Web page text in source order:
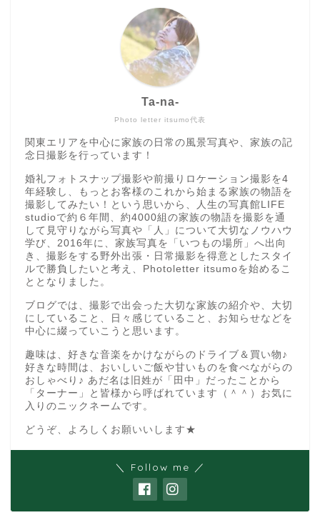
Photo letter itsumo代表
Ta-na-
関東エリアを中心に家族の日常の風景写真や、家族の記
念日撮影を行っています！
婚礼フォトスナップ撮影や前撮りロケーション撮影を4
年経験し、もっとお客様のこれから始まる家族の物語を
撮影してみたい！という思いから、人生の写真館LIFE
studioで約６年間、約4000組の家族の物語を撮影を通
して見守りながら写真や「人」について大切なノウハウ
学び、2016年に、家族写真を「いつもの場所」へ出向
き、撮影をする野外出張・日常撮影を得意としたスタイ
ルで勝負したいと考え、Photoletter itsumoを始めるこ
ととなりました。
ブログでは、撮影で出会った大切な家族の紹介や、大切
にしていること、日々感じていること、お知らせなどを
中心に綴っていこうと思います。
趣味は、好きな音楽をかけながらのドライブ＆買い物♪
好きな時間は、おいしいご飯や甘いものを食べながらの
おしゃべり♪ あだ名は旧姓が「田中」だったことから
「ターナー」と皆様から呼ばれています（＾＾）お気に
入りのニックネームです。
どうぞ、よろしくお願いいします★
＼ Follow me ／